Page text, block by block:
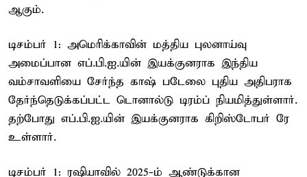
ஆகும்.
டிசம்பர் 1: அமெரிக்காவின் மத்திய புலனாய்வு
அமைப்பான எப்.பி.ஐ.யின் இயக்குனராக இந்திய
வம்சாவளியை சேர்ந்த காஷ் படேலை புதிய அதிபராக
தேர்ந்தெடுக்கப்பட்ட டொனால்டு டிரம்ப் நியமித்துள்ளார்.
தற்போது எப்.பி.ஐ.யின் இயக்குனராக கிறிஸ்டோபர் ரே
உள்ளார்.
டிசம்பர் 1: ரஷியாவில் 2025-ம் ஆண்டுக்கான